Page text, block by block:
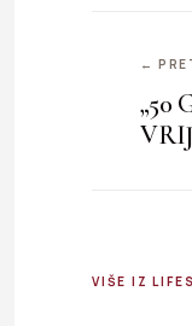
←
„50
VIŠE IZ